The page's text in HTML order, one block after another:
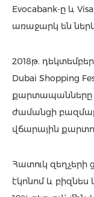
Evocabank-ը և
առաջարկ են
2018թ.
Dubai Shopping
քարտապանները
ժամանցի
վճարային
Հատուկ զեղչերի
էկոնոմ և